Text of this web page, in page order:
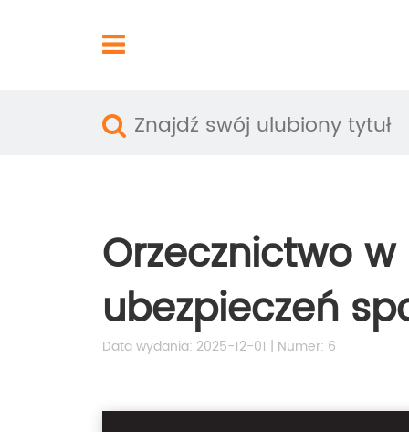
Orzecznictwo
ubezpieczeń
Data wydania: 2025-12-01 | Numer: 6